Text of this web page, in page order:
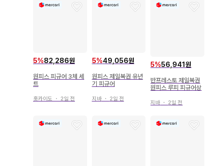
루즈 피규어
5%82,286원
원피스 피규어 3체 세
트
홋카이도 ・ 2일 전
5%49,056원
원피스 제일복권 유년
기 피규어
지바・ 2일 전
5%56,941원
반프레스토 제일복권
원피스 루피 피규어상
지바 ・ 2일 전